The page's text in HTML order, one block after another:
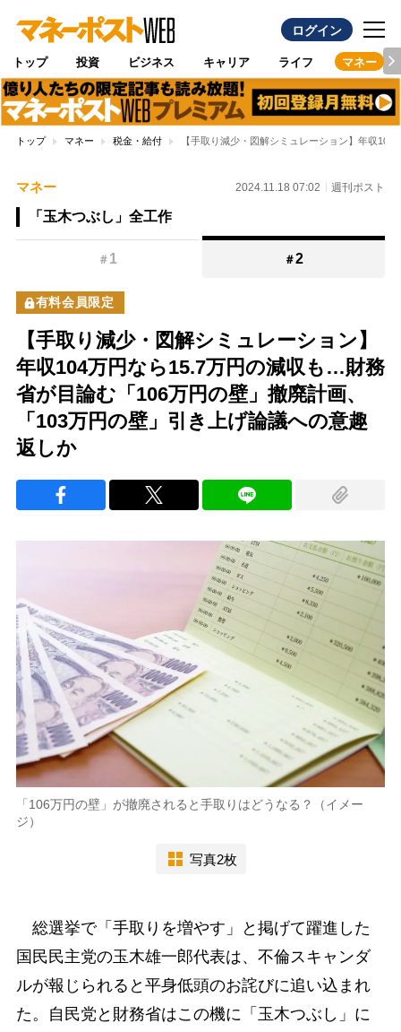
ログイン
トップ 投資 ビジネス キャリア ライフ マネー
トップ マネー 税金・給付 【手取り減少・図解シミュレーション】年収
マネー 2024.11.18 07:02 週刊ポスト
「玉木つぶし」全工作
＃ 1 ＃2
有料会員限定
【手取り減少・図解シミュレーション】
年収104万円なら15.7万円の減収も…財務
省が目論む「106万円の壁」撤廃計画、
「103万円の壁」引き上げ論議への意趣
返しか
「106万円の壁」が撤廃されると手取りはどうなる？（イメー
ジ）
写真2枚
総選挙で「手取りを増やす」と掲げて躍進した
国民民主党の玉木雄一郎代表は、不倫スキャンダ
ルが報じられると平身低頭のお詫びに追い込まれ
た。自民党と財務省はこの機に「玉木つぶし」に